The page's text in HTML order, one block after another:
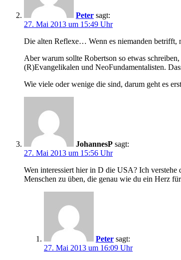
Peter sagt:
27. Mai 2013 um 15:49 Uhr
Die alten Reflexe… Wenn es niemanden betrifft,
Aber warum sollte Robertson so etwas
(R)Evangelikalen und NeoFundamentalisten.
Wie viele oder wenige die sind, darum geht es
JohannesP sagt:
27. Mai 2013 um 15:56 Uhr
Wen interessiert hier in D die USA? Ich
Menschen zu üben, die genau wie du ein Herz
Peter sagt:
27. Mai 2013 um 16:09 Uhr